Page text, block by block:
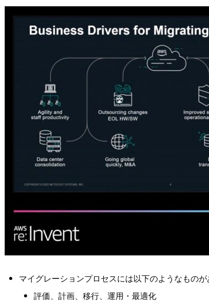
マイグレーションプロセスには以下のようなものが
評価、計画、移行、運用・最適化